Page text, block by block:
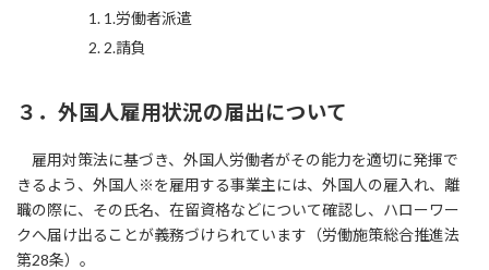
1.労働者派遣
2.請負
３．外国人雇用状況の届出について
雇用対策法に基づき、外国人労働者がその能力を適切に発揮で
きるよう、外国人※を雇用する事業主には、外国人の雇入れ、離
職の際に、その氏名、在留資格などについて確認し、ハローワー
クへ届け出ることが義務づけられています（労働施策総合推進法
第28条）。